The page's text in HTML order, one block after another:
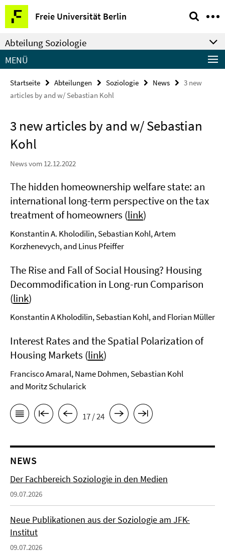
Springe
direkt
zu
Inhalt
Freie Universität Berlin
Service-
Navigation
Abteilung Soziologie
MENÜ
Startseite Abteilungen Soziologie News
3 new
articles by and w/ Sebastian Kohl
3 new articles by and w/ Sebastian
Kohl
News vom 12.12.2022
The hidden homeownership welfare state: an
international long-term perspective on the tax
treatment of homeowners (link)
Konstantin A. Kholodilin, Sebastian Kohl, Artem
Korzhenevych, and Linus Pfeiffer
The Rise and Fall of Social Housing? Housing
Decommodification in Long-run Comparison
(link)
Konstantin A Kholodilin, Sebastian Kohl, and Florian Müller
Interest Rates and the Spatial Polarization of
Housing Markets (link)
Francisco Amaral, Name Dohmen, Sebastian Kohl
and Moritz Schularick
17 / 24
NEWS
Der Fachbereich Soziologie in den Medien
09.07.2026
Neue Publikationen aus der Soziologie am JFK-
Institut
09.07.2026